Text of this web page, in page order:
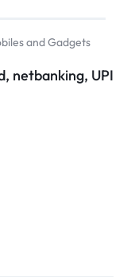
and Gadgets
netbanking, UPI